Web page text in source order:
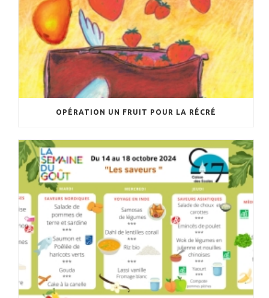
OPÉRATION UN FRUIT POUR LA RÉCRÉ